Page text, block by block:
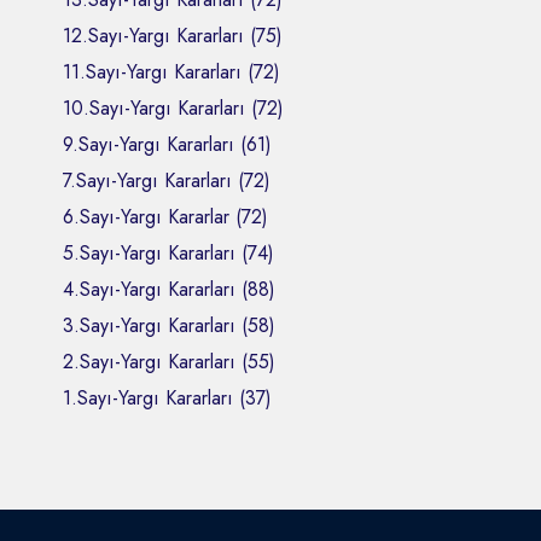
12.Sayı-Yargı Kararları (75)
11.Sayı-Yargı Kararları (72)
10.Sayı-Yargı Kararları (72)
9.Sayı-Yargı Kararları (61)
7.Sayı-Yargı Kararları (72)
6.Sayı-Yargı Kararlar (72)
5.Sayı-Yargı Kararları (74)
4.Sayı-Yargı Kararları (88)
3.Sayı-Yargı Kararları (58)
2.Sayı-Yargı Kararları (55)
1.Sayı-Yargı Kararları (37)